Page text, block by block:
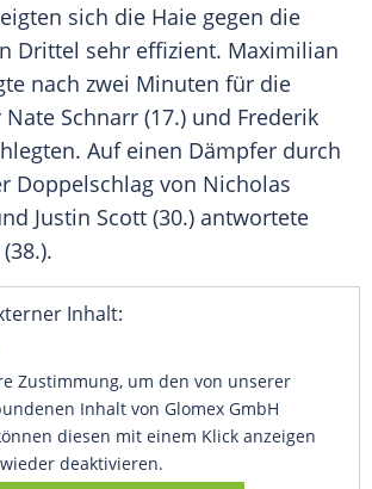
sich die Haie gegen die
Drittel sehr effizient. Maximilian
nach zwei Minuten für die
Schnarr (17.) und Frederik
Auf einen Dämpfer durch
Doppelschlag von Nicholas
Justin Scott (30.) antwortete
Inhalt:
Zustimmung, um den von unserer
Inhalt von Glomex GmbH
diesen mit einem Klick anzeigen
deaktivieren.